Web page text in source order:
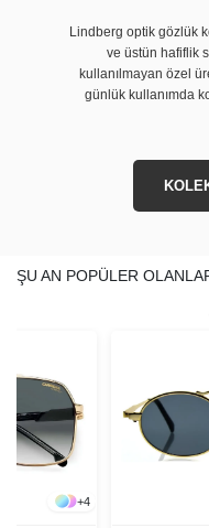
Lindberg optik gözlük
ve üstün hafiflik
kullanılmayan özel
günlük kullanımda
ŞU AN POPÜLER
+4